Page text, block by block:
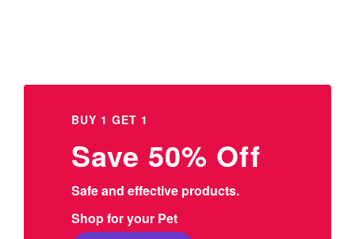
BUY 1 GET 1
Save 50% Off
Safe and effective products.
Shop for your Pet